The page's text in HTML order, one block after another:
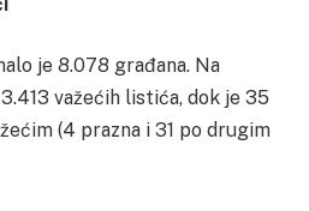
je 8.078 građana. Na
važećih listića, dok je 35
(4 prazna i 31 po drugim